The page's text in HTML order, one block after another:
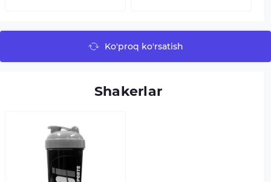
Ko'proq ko'rsatish
Shakerlar